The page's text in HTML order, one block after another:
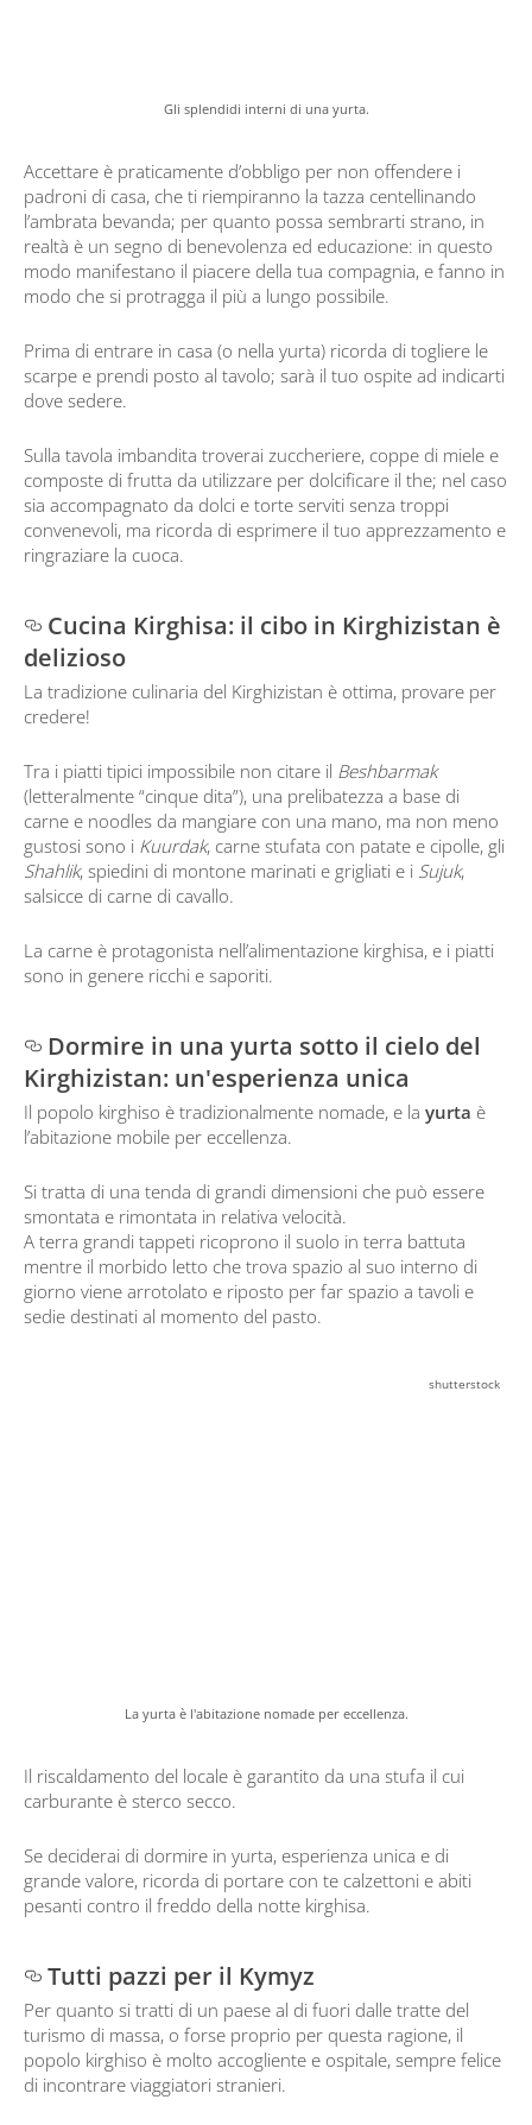
Gli splendidi interni di una yurta.
Accettare è praticamente d’obbligo per non offendere i
padroni di casa, che ti riempiranno la tazza centellinando
l’ambrata bevanda; per quanto possa sembrarti strano, in
realtà è un segno di benevolenza ed educazione: in questo
modo manifestano il piacere della tua compagnia, e fanno in
modo che si protragga il più a lungo possibile.
Prima di entrare in casa (o nella yurta) ricorda di togliere le
scarpe e prendi posto al tavolo; sarà il tuo ospite ad indicarti
dove sedere.
Sulla tavola imbandita troverai zuccheriere, coppe di miele e
composte di frutta da utilizzare per dolcificare il the; nel caso
sia accompagnato da dolci e torte serviti senza troppi
convenevoli, ma ricorda di esprimere il tuo apprezzamento e
ringraziare la cuoca.
Cucina Kirghisa: il cibo in Kirghizistan è
delizioso
La tradizione culinaria del Kirghizistan è ottima, provare per
credere!
Tra i piatti tipici impossibile non citare il Beshbarmak
(letteralmente “cinque dita”), una prelibatezza a base di
carne e noodles da mangiare con una mano, ma non meno
gustosi sono i Kuurdak, carne stufata con patate e cipolle, gli
Shahlik, spiedini di montone marinati e grigliati e i Sujuk,
salsicce di carne di cavallo.
La carne è protagonista nell’alimentazione kirghisa, e i piatti
sono in genere ricchi e saporiti.
Dormire in una yurta sotto il cielo del
Kirghizistan: un'esperienza unica
Il popolo kirghiso è tradizionalmente nomade, e la yurta è
l’abitazione mobile per eccellenza.
Si tratta di una tenda di grandi dimensioni che può essere
smontata e rimontata in relativa velocità.
A terra grandi tappeti ricoprono il suolo in terra battuta
mentre il morbido letto che trova spazio al suo interno di
giorno viene arrotolato e riposto per far spazio a tavoli e
sedie destinati al momento del pasto.
shutterstock
La yurta è l'abitazione nomade per eccellenza.
Il riscaldamento del locale è garantito da una stufa il cui
carburante è sterco secco.
Se deciderai di dormire in yurta, esperienza unica e di
grande valore, ricorda di portare con te calzettoni e abiti
pesanti contro il freddo della notte kirghisa.
Tutti pazzi per il Kymyz
Per quanto si tratti di un paese al di fuori dalle tratte del
turismo di massa, o forse proprio per questa ragione, il
popolo kirghiso è molto accogliente e ospitale, sempre felice
di incontrare viaggiatori stranieri.